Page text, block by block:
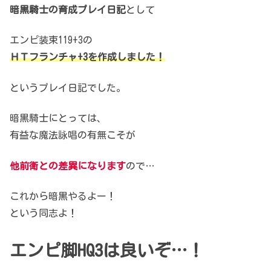
暗黒騎士の育成プレイ日記として
エンピ装束119+3の
ＨＴフランチャ+3を作成しました！
というプレイ日記でした。
暗黒騎士にとっては、
有益な魔法詠唱の有無こそが
他前衛との差異になりますので…
これから暗黒やるよー！
という同志よ！
エンピ脚HQ3は良いぞ…！